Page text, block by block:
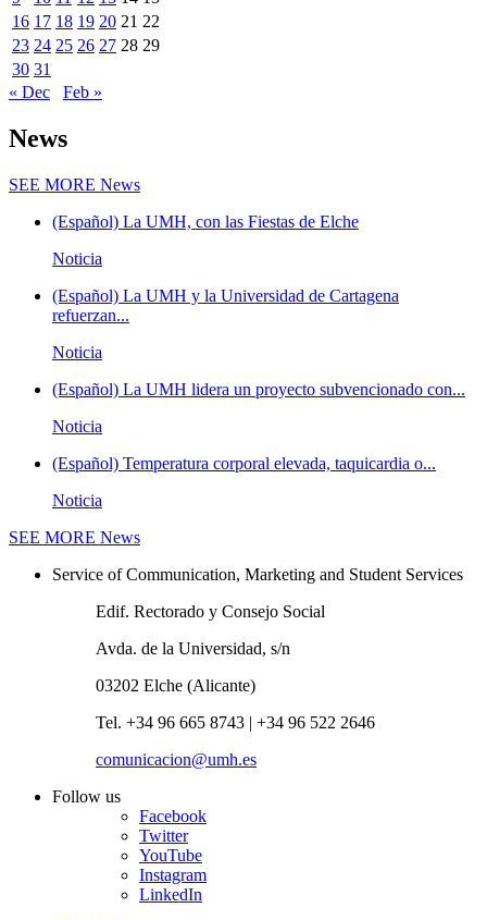
16 17 18 19 20 21 22
23 24 25 26 27 28 29
30 31
« Dec
Feb »
News
SEE MORE News
(Español) La UMH, con las Fiestas de Elche
Noticia
(Español) La UMH y la Universidad de Cartagena
refuerzan...
Noticia
(Español) La UMH lidera un proyecto subvencionado con...
Noticia
(Español) Temperatura corporal elevada, taquicardia o...
Noticia
SEE MORE News
Service of Communication, Marketing and Student Services
Edif. Rectorado y Consejo Social
Avda. de la Universidad, s/n
03202 Elche (Alicante)
Tel. +34 96 665 8743 | +34 96 522 2646
comunicacion@umh.es
Follow us
Facebook
Twitter
YouTube
Instagram
LinkedIn